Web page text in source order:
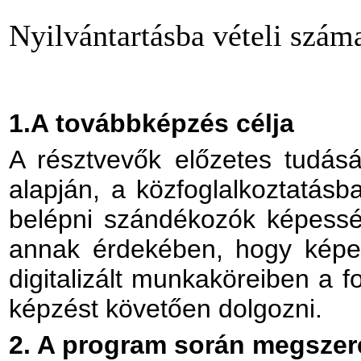
Nyilvántartásba vételi
1.A továbbképzés célja
A résztvevők előzetes
alapján, a
belépni szándékozók
annak érdekében, hogy
digitalizált munkaköreiben a
képzést követően dolgozni.
2. A program során